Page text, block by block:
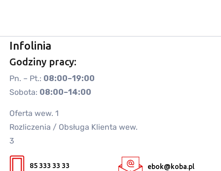
Infolinia
Godziny pracy:
Pn. – Pt.: 08:00–19:00
Sobota: 08:00–14:00
Oferta wew. 1
Rozliczenia / Obsługa Klienta wew.
3
85 333 33 33 ebok@koba.pl